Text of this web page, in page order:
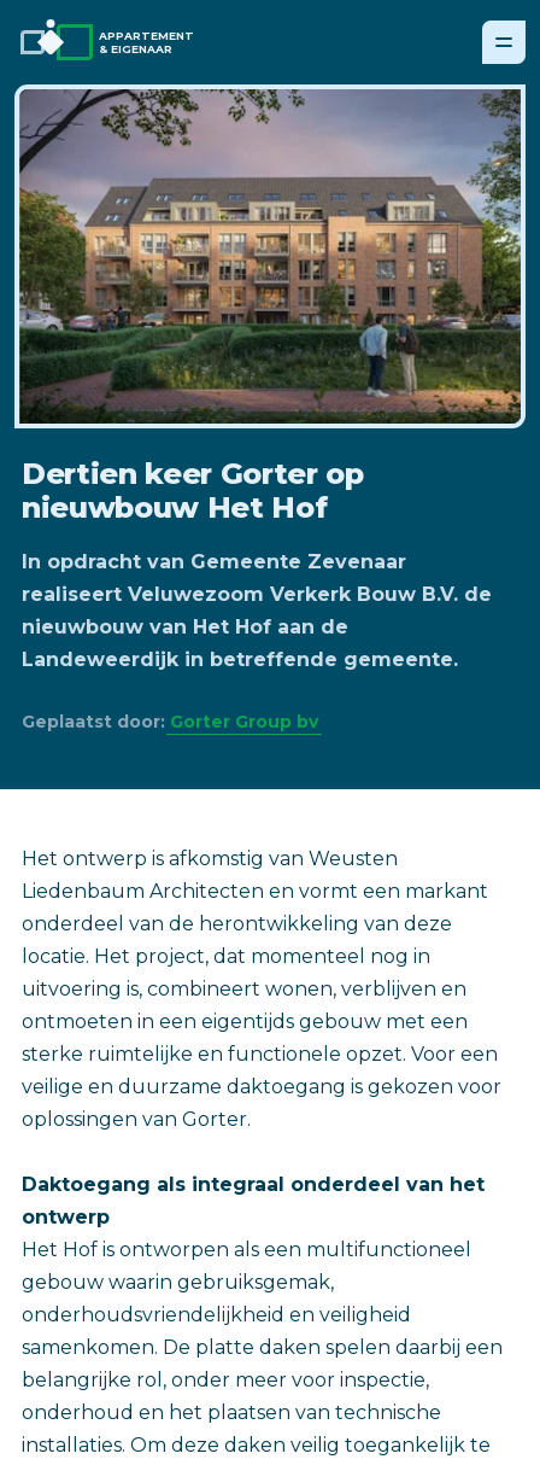
APPARTEMENT
& EIGENAAR
Dertien keer Gorter op
nieuwbouw Het Hof
In opdracht van Gemeente Zevenaar
realiseert Veluwezoom Verkerk Bouw B.V. de
nieuwbouw van Het Hof aan de
Landeweerdijk in betreffende gemeente.
Geplaatst door: Gorter Group bv
Het ontwerp is afkomstig van Weusten
Liedenbaum Architecten en vormt een markant
onderdeel van de herontwikkeling van deze
locatie. Het project, dat momenteel nog in
uitvoering is, combineert wonen, verblijven en
ontmoeten in een eigentijds gebouw met een
sterke ruimtelijke en functionele opzet. Voor een
veilige en duurzame daktoegang is gekozen voor
oplossingen van Gorter.
Daktoegang als integraal onderdeel van het
ontwerp
Het Hof is ontworpen als een multifunctioneel
gebouw waarin gebruiksgemak,
onderhoudsvriendelijkheid en veiligheid
samenkomen. De platte daken spelen daarbij een
belangrijke rol, onder meer voor inspectie,
onderhoud en het plaatsen van technische
installaties. Om deze daken veilig toegankelijk te